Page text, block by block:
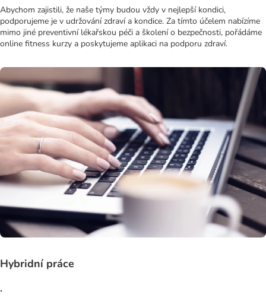
Abychom zajistili, že naše týmy budou vždy v nejlepší kondici,
podporujeme je v udržování zdraví a kondice. Za tímto účelem nabízíme
mimo jiné preventivní lékařskou péči a školení o bezpečnosti, pořádáme
online fitness kurzy a poskytujeme aplikaci na podporu zdraví.
Hybridní práce
.